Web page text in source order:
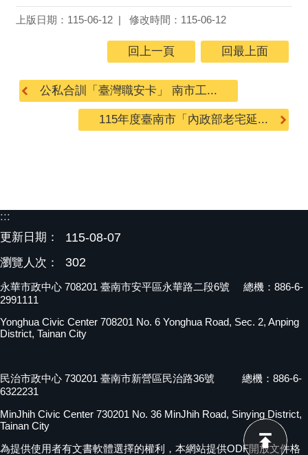
上版日期：115-06-12 修改時間：115-06-12
回上一頁 回最上面
公私合訓「臺灣職安卡」 南市工...
115年度臺南市「內政部老宅延...
:::
更新日期：
115-08-07
瀏覽人次： 302
永華市政中心 708201 臺南市安平區永華路二段6號 總機：886-6-
2991111
Yonghua Civic Center 708201 No. 6 Yonghua Road, Sec. 2, Anping
District, Tainan City
民治市政中心 730201 臺南市新營區民治路36號 總機：886-6-
6322231
MinJhih Civic Center 730201 No. 36 MinJhih Road, Sinying District,
Tainan City
為提供使用者有文書軟體選擇的權利，本網站提供ODF開放文件格